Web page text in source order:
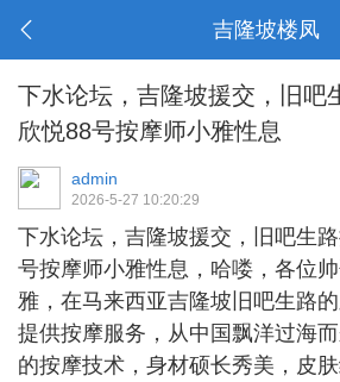
吉隆坡楼凤
下水论坛，吉隆坡援交，旧吧
欣悦88号按摩师小雅性息
admin
2026-5-27 10:20:29
下水论坛， 吉隆坡援交 ，旧吧生
号按摩师小雅性息，哈喽，各位
雅，在马来西亚吉隆坡旧吧生路
提供按摩服务，从中国飘洋过海
的按摩技术，身材硕长秀美，皮